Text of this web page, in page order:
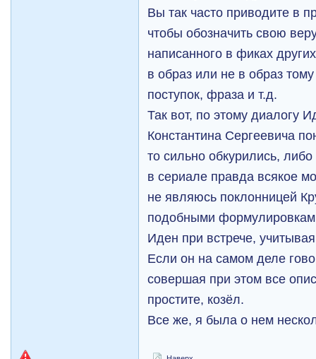
Вы так часто приводите в
чтобы обозначить свою
написанного в фиках
в образ или не в образ
поступок, фраза и т.д.
Так вот, по этому диалогу
Константина Сергеевича
то сильно обкурились,
в сериале правда всякое
не являюсь поклонницей
подобными
Иден при встрече,
Если он на самом деле
совершая при этом все
простите, козёл.
Все же, я была о нем